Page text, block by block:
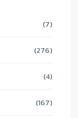
(7)
(276)
(4)
(167)